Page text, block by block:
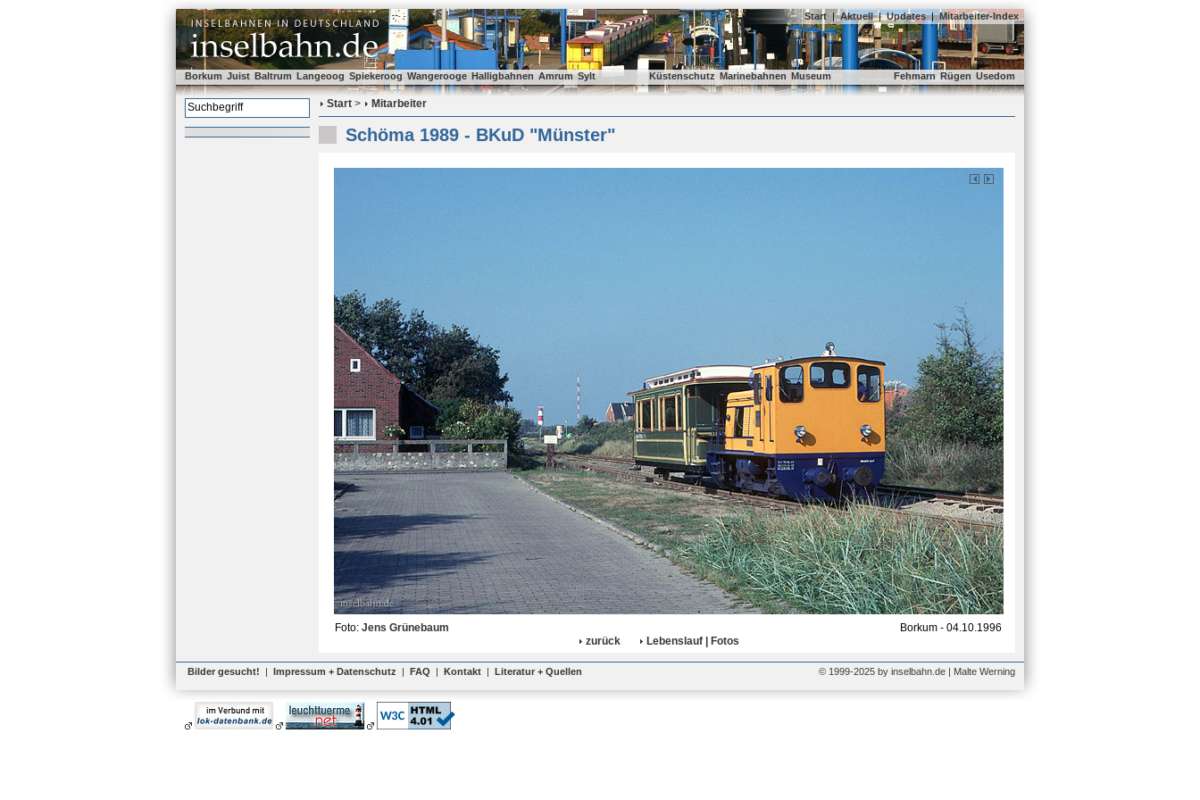
Start | Aktuell | Updates | Mitarbeiter-Index
Borkum Juist Baltrum Langeoog Spiekeroog Wangerooge Halligbahnen Amrum Sylt Küstenschutz Marinebahnen Museum Fehmarn Rügen Usedom
Start > Mitarbeiter
Schöma 1989 - BKuD "Münster"
Foto: Jens Grünebaum
Borkum - 04.10.1996
zurück
Lebenslauf | Fotos
Bilder gesucht! | Impressum + Datenschutz | FAQ | Kontakt | Literatur + Quellen © 1999-2025 by inselbahn.de | Malte Werning